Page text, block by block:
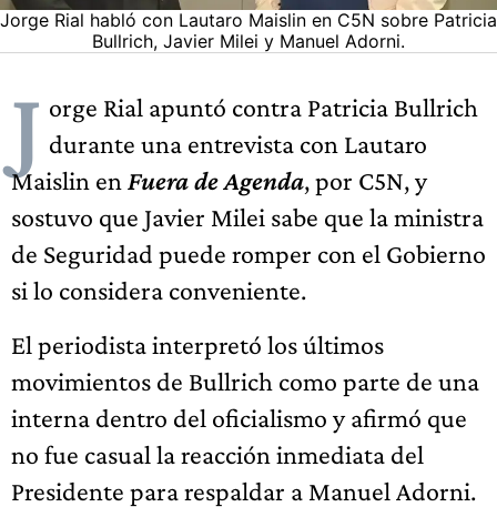
Jorge Rial habló con Lautaro Maislin en C5N sobre Patricia
Bullrich, Javier Milei y Manuel Adorni.
J orge Rial apuntó contra Patricia Bullrich
durante una entrevista con Lautaro
Maislin en Fuera de Agenda, por C5N, y
sostuvo que Javier Milei sabe que la ministra
de Seguridad puede romper con el Gobierno
si lo considera conveniente.
El periodista interpretó los últimos
movimientos de Bullrich como parte de una
interna dentro del oficialismo y afirmó que
no fue casual la reacción inmediata del
Presidente para respaldar a Manuel Adorni.